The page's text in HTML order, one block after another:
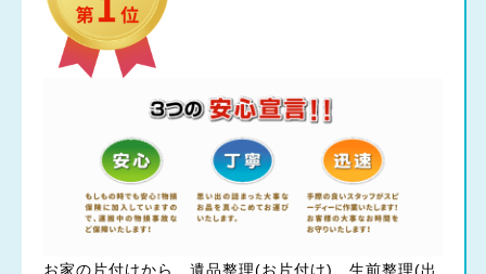
お家の片付けから、遺品整理(お片付け)、生前整理(出